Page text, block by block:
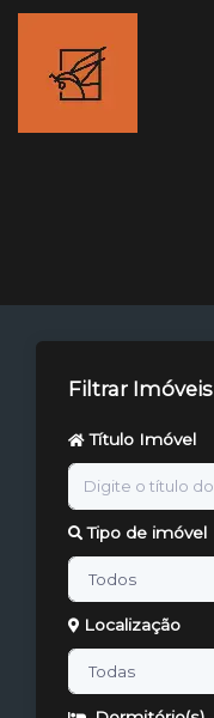
Filtrar Imóveis
Título Imóvel
Tipo de imóvel
Localização